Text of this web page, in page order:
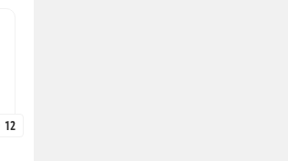
12